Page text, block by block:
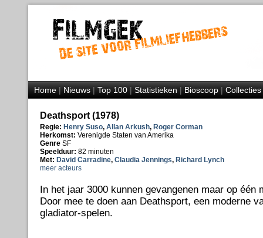
Home|Nieuws|Top 100|Statistieken|Bioscoop|Collecties
Deathsport (1978)
Regie: Henry Suso, Allan Arkush, Roger Corman
Herkomst: Verenigde Staten van Amerika
Genre SF
Speelduur: 82 minuten
Met: David Carradine, Claudia Jennings, Richard Lynch
meer acteurs
In het jaar 3000 kunnen gevangenen maar op één
Door mee te doen aan Deathsport, een moderne
gladiator-spelen.